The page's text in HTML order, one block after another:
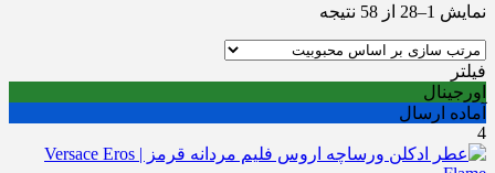
نمایش 1–28 از 58 نتیجه
popularity
فیلتر
اورجینال
آماده ارسال
4